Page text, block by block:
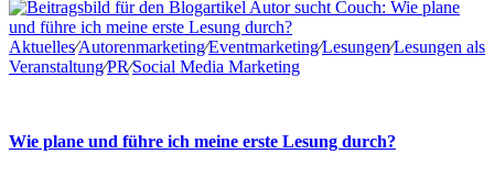
Aktuelles∕Autorenmarketing∕Eventmarketing∕Lesungen∕Lesungen als
Veranstaltung∕PR∕Social Media Marketing
Wie plane und führe ich meine erste Lesung durch?